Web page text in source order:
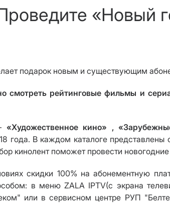
«Новый
подарок новым и существующим
смотреть рейтинговые фильмы и
«Художественное кино» ,
года. В каждом каталоге
кинолент поможет провести
скидки 100% на абонементную
в меню ZALA IPTV(с экрана
или в сервисном центре РУП